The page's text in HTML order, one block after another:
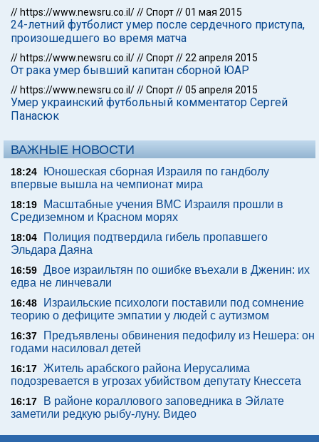
// https://www.newsru.co.il///Спорт//01 мая 2015
24-летний футболист умер после сердечного приступа,
произошедшего во время матча
// https://www.newsru.co.il///Спорт//22 апреля 2015
От рака умер бывший капитан сборной ЮАР
// https://www.newsru.co.il///Спорт//05 апреля 2015
Умер украинский футбольный комментатор Сергей
Панасюк
ВАЖНЫЕ НОВОСТИ
18:24
Юношеская сборная Израиля по гандболу
впервые вышла на чемпионат мира
18:19
Масштабные учения ВМС Израиля прошли в
Средиземном и Красном морях
18:04
Полиция подтвердила гибель пропавшего
Эльдара Даяна
16:59 Двое израильтян по ошибке въехали в Дженин: их
едва не линчевали
16:48
Израильские психологи поставили под сомнение
теорию о дефиците эмпатии у людей с аутизмом
16:37
Предъявлены обвинения педофилу из Нешера: он
годами насиловал детей
16:17 Житель арабского района Иерусалима
подозревается в угрозах убийством депутату Кнессета
16:17
В районе кораллового заповедника в Эйлате
заметили редкую рыбу-луну. Видео